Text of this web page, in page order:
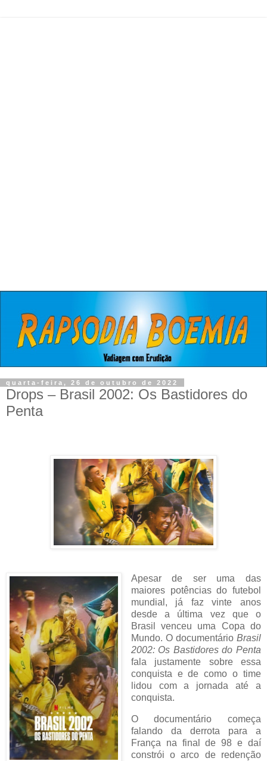
quarta-feira, 26 de outubro de 2022
Drops – Brasil 2002: Os Bastidores do
Penta
Apesar de ser uma das
maiores potências do futebol
mundial, já faz vinte anos
desde a última vez que o
Brasil venceu uma Copa do
Mundo. O documentário Brasil
2002: Os Bastidores do Penta
fala justamente sobre essa
conquista e de como o time
lidou com a jornada até a
conquista.
O documentário começa
falando da derrota para a
França na final de 98 e daí
constrói o arco de redenção